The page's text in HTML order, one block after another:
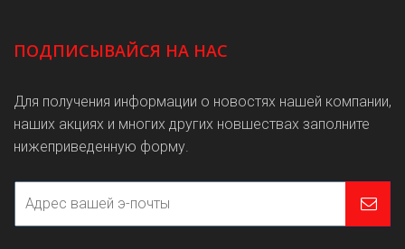
ПОДПИСЫВАЙСЯ НА НАС
Для получения информации о новостях нашей компании,
наших акциях и многих других новшествах заполните
нижеприведенную форму.